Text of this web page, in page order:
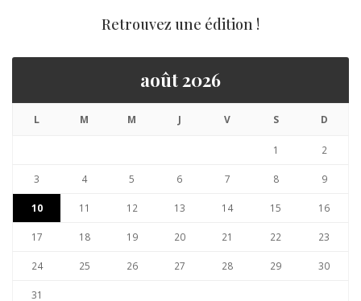
Retrouvez une édition !
août 2026
L M M J V S D
1 2
3 4 5 6 7 8 9
10 11 12 13 14 15 16
17 18 19 20 21 22 23
24 25 26 27 28 29 30
31